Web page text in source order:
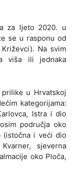
za ljeto 2020. u
se u rasponu od
Na svim
viša ili jednaka
u Hrvatskoj
kategorijama:
Istra i dio
područja oko
(istočna i veći dio
sjeverna
oko Ploča,